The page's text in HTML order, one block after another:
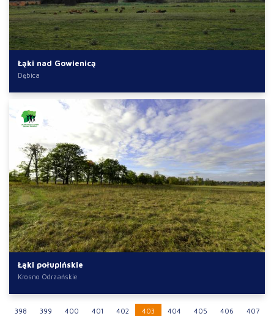
Łąki nad Gowienicą
Dębica
Łąki połupińskie
Krosno Odrzańskie
398 399 400 401 402 403 404 405 406 407